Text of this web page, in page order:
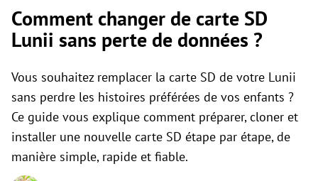
Comment changer de carte SD
Lunii sans perte de données ?
Vous souhaitez remplacer la carte SD de votre Lunii
sans perdre les histoires préférées de vos enfants ?
Ce guide vous explique comment préparer, cloner et
installer une nouvelle carte SD étape par étape, de
manière simple, rapide et fiable.